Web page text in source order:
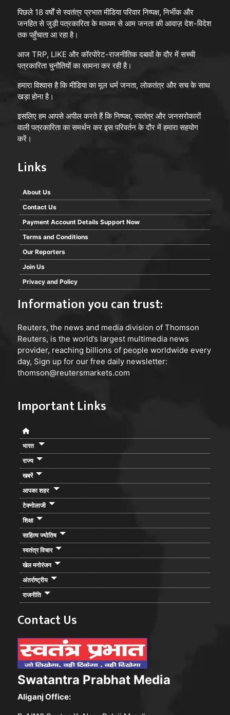
पिछले 18 वर्षों से स्वतंत्र प्रभात मीडिया परिवार निष्पक्ष, निर्भीक और
जनहित से जुड़ी पत्रकारिता के माध्यम से आम जनता की आवाज़ देश-विदेश
तक पहुँचाता आ रहा है।
आज TRP, LIKE और कॉरपोरेट-राजनीतिक दबावों के दौर में सच्ची
पत्रकारिता चुनौतियों का सामना कर रही है।
हमारा विश्वास है कि मीडिया का मूल धर्म जनता, लोकतंत्र और सच के साथ
खड़ा होना है।
इसलिए हम आपसे अपील करते हैं कि निष्पक्ष, स्वतंत्र और जनसरोकारों
वाली पत्रकारिता का समर्थन कर इस परिवर्तन के दौर में हमारा सहयोग
करें।
Links
About Us
Contact Us
Payment Account Details Support Now
Terms and Conditions
Our Reporters
Join Us
Privacy and Policy
Information you can trust:
Reuters, the news and media division of Thomson
Reuters, is the world’s largest multimedia news
provider, reaching billions of people worldwide every
day, Sign up for our free daily newsletter:
thomson@reutersmarkets.com
Important Links
भारत
राज्य
खबरें
आपका शहर
टेक्नोलाजी
शिक्षा
साहित्य ज्योतिष
स्वतंत्र विचार
खेल मनोरंजन
अंतर्राष्ट्रीय
राजनीति
Contact Us
Swatantra Prabhat Media
Aliganj Office: